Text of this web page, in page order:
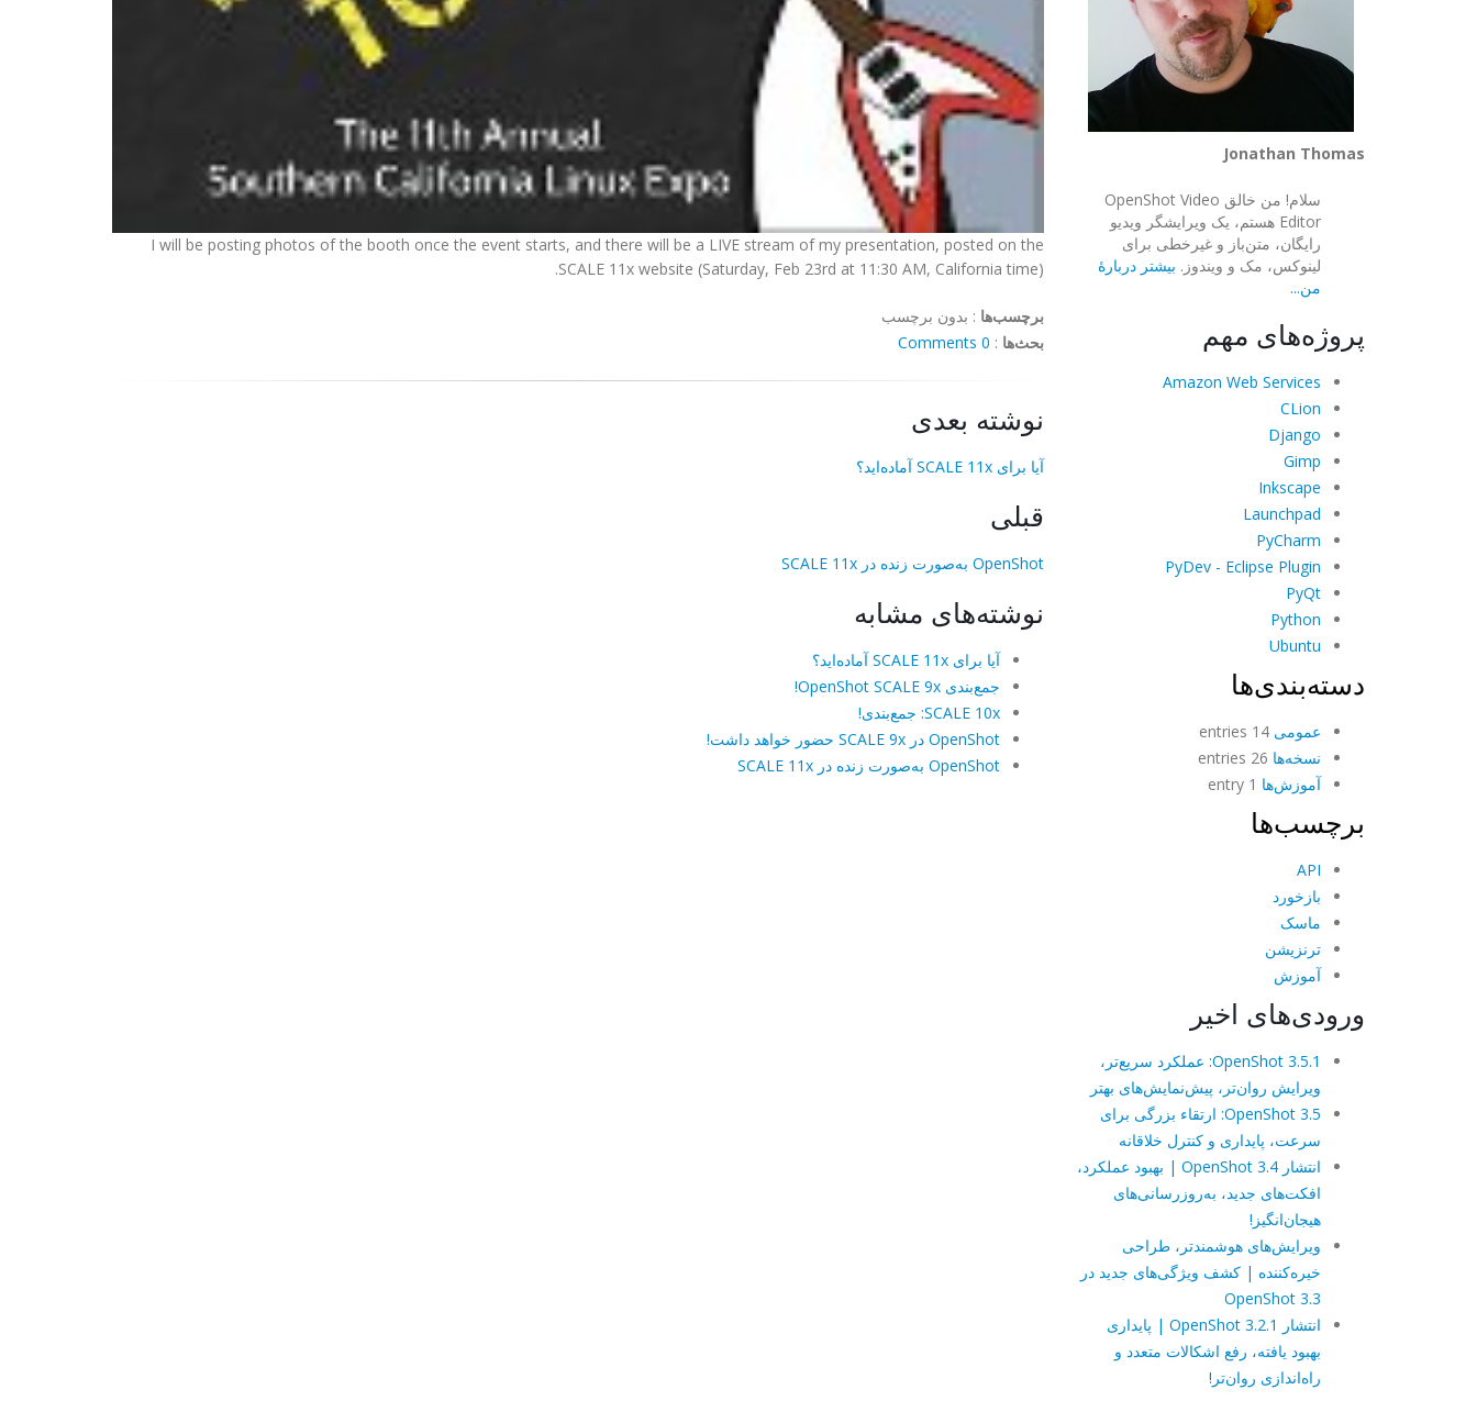
I will be posting photos of the booth once the event starts, and there will be a LIVE stream of my presentation, posted on the
SCALE 11x website (Saturday, Feb 23rd at 11:30 AM, California time).
برچسب‌ها : بدون برچسب
بحث‌ها :
0 Comments
نوشته بعدی
آیا برای SCALE 11x آماده‌اید؟
قبلی
OpenShot به‌صورت زنده در SCALE 11x
نوشته‌های مشابه
آیا برای SCALE 11x آماده‌اید؟
جمع‌بندی OpenShot SCALE 9x!
SCALE 10x: جمع‌بندی!
OpenShot در SCALE 9x حضور خواهد داشت!
OpenShot به‌صورت زنده در SCALE 11x
Jonathan Thomas
سلام! من خالق OpenShot Video
Editor هستم، یک ویرایشگر ویدیو
رایگان، متن‌باز و غیرخطی برای
لینوکس، مک و ویندوز. بیشتر دربارهٔ
من...
پروژه‌های مهم
Amazon Web Services
CLion
Django
Gimp
Inkscape
Launchpad
PyCharm
PyDev - Eclipse Plugin
PyQt
Python
Ubuntu
دسته‌بندی‌ها
عمومی
نسخه‌ها
آموزش‌ها
برچسب‌ها
API
بازخورد
ماسک
ترنزیشن
آموزش
ورودی‌های اخیر
OpenShot 3.5.1: عملکرد سریع‌تر،
ویرایش روان‌تر، پیش‌نمایش‌های بهتر
OpenShot 3.5: ارتقاء بزرگی برای
سرعت، پایداری و کنترل خلاقانه
انتشار OpenShot 3.4 | بهبود عملکرد،
افکت‌های جدید، به‌روزرسانی‌های
هیجان‌انگیز!
ویرایش‌های هوشمندتر، طراحی
خیره‌کننده | کشف ویژگی‌های جدید در
OpenShot 3.3
انتشار OpenShot 3.2.1 | پایداری
بهبود یافته، رفع اشکالات متعدد و
راه‌اندازی روان‌تر!